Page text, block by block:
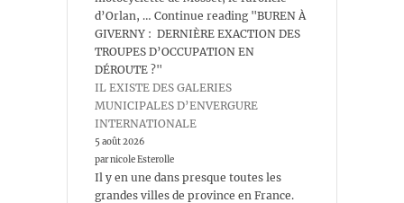
d’Orlan, … Continue reading "BUREN À
GIVERNY : DERNIÈRE EXACTION DES
TROUPES D’OCCUPATION EN
DÉROUTE ?"
IL EXISTE DES GALERIES
MUNICIPALES D’ENVERGURE
INTERNATIONALE
5 août 2026
par nicole Esterolle
Il y en une dans presque toutes les
grandes villes de province en France.